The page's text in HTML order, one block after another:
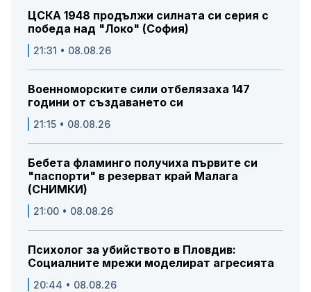
ЦСКА 1948 продължи силната си серия с
победа над "Локо" (София)
21:31 • 08.08.26
Военноморските сили отбелязаха 147
години от създаването си
21:15 • 08.08.26
Бебета фламинго получиха първите си
"паспорти" в резерват край Малага
(СНИМКИ)
21:00 • 08.08.26
Психолог за убийството в Пловдив:
Социалните мрежи моделират агресията
20:44 • 08.08.26